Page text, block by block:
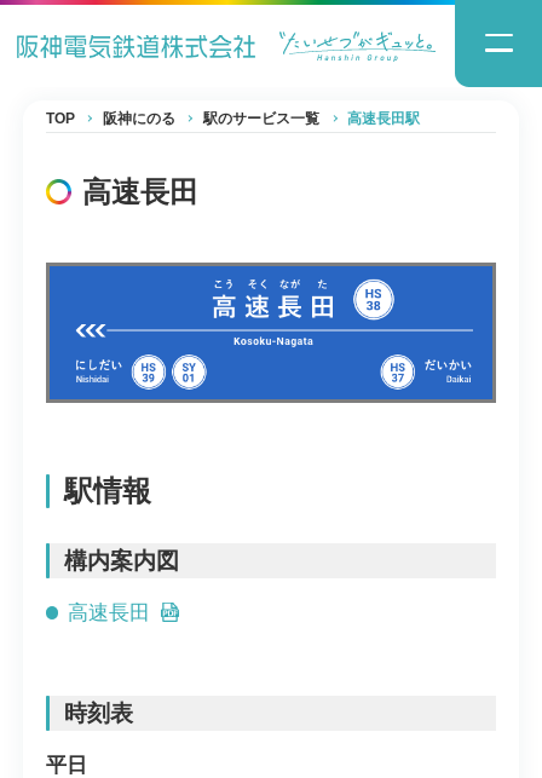
TOP 阪神にのる 駅のサービス一覧 高速長田駅
高速長田
駅情報
構内案内図
高速長田
時刻表
平日